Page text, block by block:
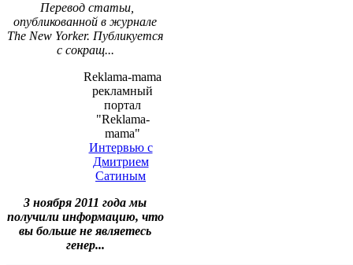
Перевод статьи,
опубликованной в журнале
The New Yorker. Публикуется
с сокращ...
Reklama-mama
рекламный
портал
"Reklama-
mama"
Интервью с
Дмитрием
Сатиным
3 ноября 2011 года мы
получили информацию, что
вы больше не являетесь
генер...